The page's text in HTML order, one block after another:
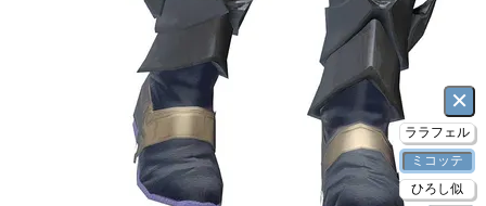
×
ララフェル
ミコッテ
ひろし似